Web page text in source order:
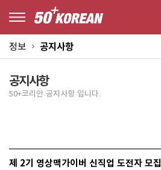
정보 공지사항
공지사항
50+코리안 공지사항 입니다.
제 2기 영상맥가이버 신직업 도전자 모집